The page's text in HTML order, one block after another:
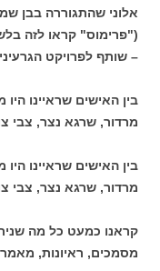
אלוני שהתגוררה בבן
("פרימוס" קראו לזה
– שותף לפרויקט הגרעיני
בין האישים שראיינו היו
מרדור, שרגא נצר, צבי
בין האישים שראיינו היו
מרדור, שרגא נצר, צבי
קראנו כמעט כל מה
מסמכים, ראיונות,